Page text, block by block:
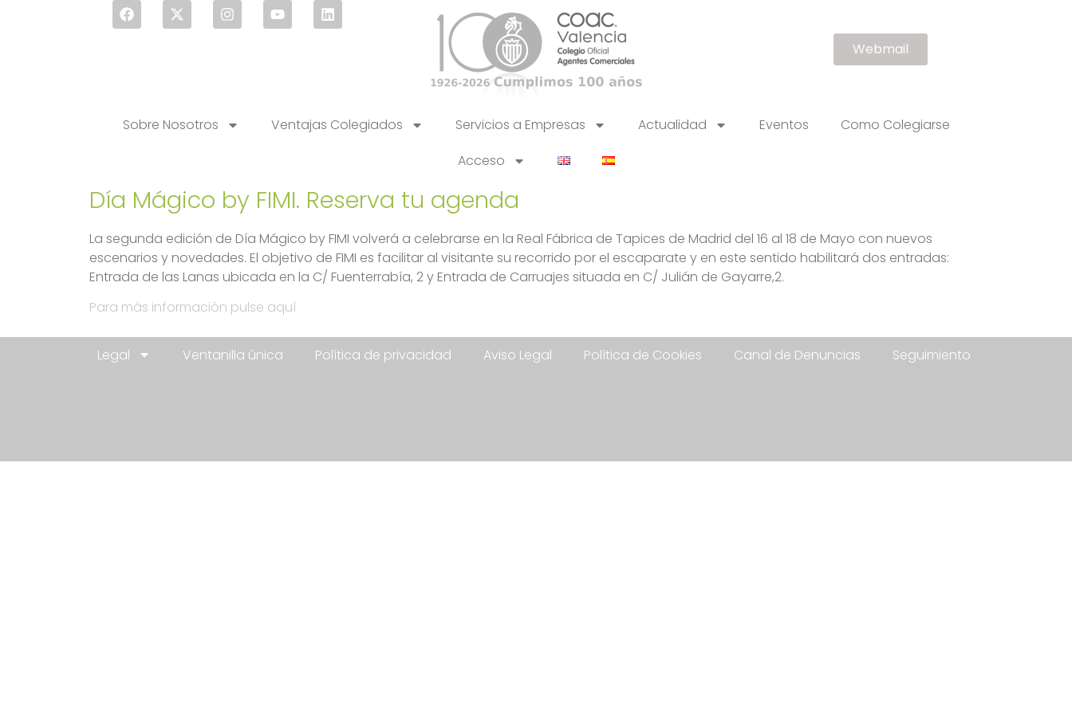
Webmail
Sobre Nosotros Ventajas Colegiados Servicios a Empresas Actualidad Eventos
Como Colegiarse
Acceso
Día Mágico by FIMI. Reserva tu agenda
La segunda edición de Día Mágico by FIMI volverá a celebrarse en la Real Fábrica de Tapices de Madrid del 16 al 18 de Mayo con nuevos
escenarios y novedades. El objetivo de FIMI es facilitar al visitante su recorrido por el escaparate y en este sentido habilitará dos entradas:
Entrada de las Lanas ubicada en la C/ Fuenterrabía, 2 y Entrada de Carruajes situada en C/ Julián de Gayarre,2.
Para más información pulse aquí
Legal Ventanilla única Política de privacidad Aviso Legal Política de Cookies Canal de Denuncias Seguimiento